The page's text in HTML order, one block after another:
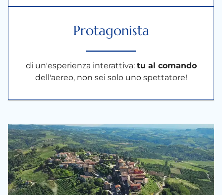
Protagonista
di un'esperienza interattiva: tu al comando
dell'aereo, non sei solo uno spettatore!